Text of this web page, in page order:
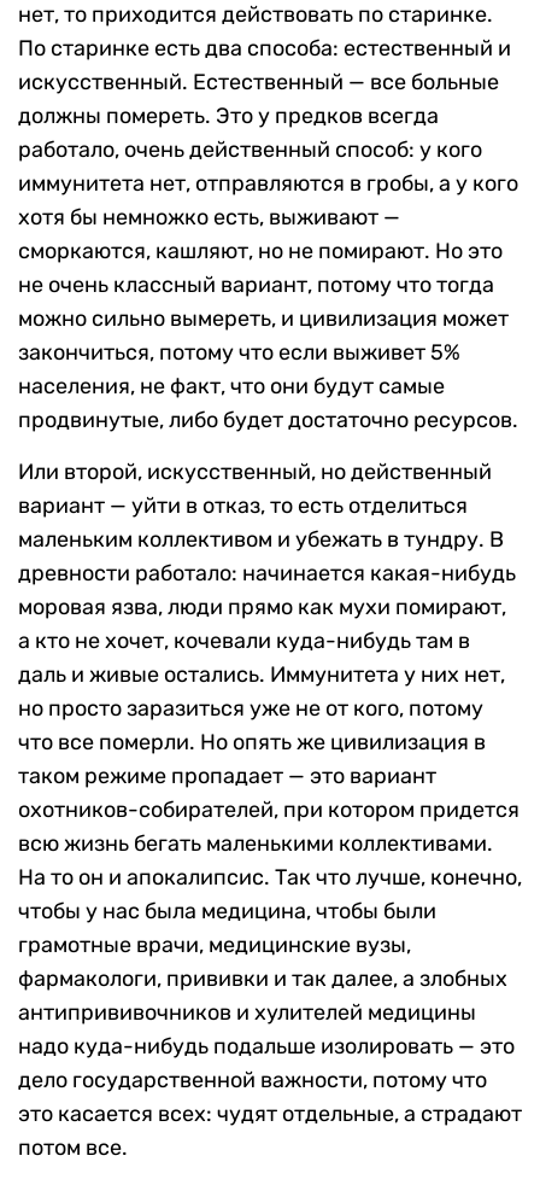
нет, то приходится действовать по старинке.
По старинке есть два способа: естественный и
искусственный. Естественный — все больные
должны помереть. Это у предков всегда
работало, очень действенный способ: у кого
иммунитета нет, отправляются в гробы, а у кого
хотя бы немножко есть, выживают —
сморкаются, кашляют, но не помирают. Но это
не очень классный вариант, потому что тогда
можно сильно вымереть, и цивилизация может
закончиться, потому что если выживет 5%
населения, не факт, что они будут самые
продвинутые, либо будет достаточно ресурсов.
Или второй, искусственный, но действенный
вариант — уйти в отказ, то есть отделиться
маленьким коллективом и убежать в тундру. В
древности работало: начинается какая-нибудь
моровая язва, люди прямо как мухи помирают,
а кто не хочет, кочевали куда-нибудь там в
даль и живые остались. Иммунитета у них нет,
но просто заразиться уже не от кого, потому
что все померли. Но опять же цивилизация в
таком режиме пропадает — это вариант
охотников-собирателей, при котором придется
всю жизнь бегать маленькими коллективами.
На то он и апокалипсис. Так что лучше, конечно,
чтобы у нас была медицина, чтобы были
грамотные врачи, медицинские вузы,
фармакологи, прививки и так далее, а злобных
антипрививочников и хулителей медицины
надо куда-нибудь подальше изолировать — это
дело государственной важности, потому что
это касается всех: чудят отдельные, а страдают
потом все.